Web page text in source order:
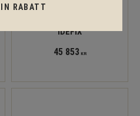
IDEFIX
45 853 KR
RABATT